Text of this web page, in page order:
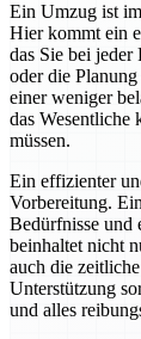
Ein Umzug ist
Hier kommt ein
das Sie bei jeder
oder die
einer weniger
das Wesentliche
müssen.
Ein effizienter
Vorbereitung.
Bedürfnisse und
beinhaltet nicht
auch die
Unterstützung
und alles